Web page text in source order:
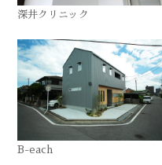
深井クリニック
B-each